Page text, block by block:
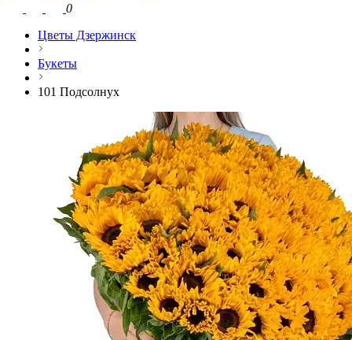
0
Цветы Дзержинск
Букеты
101 Подсолнух